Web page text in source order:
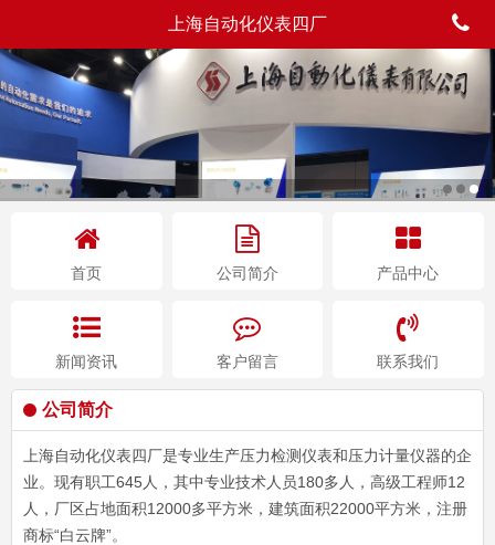
上海自动化仪表四厂
首页 公司简介 产品中心
新闻资讯 客户留言 联系我们
公司简介
上海自动化仪表四厂是专业生产压力检测仪表和压力计量仪器的企
业。现有职工645人，其中专业技术人员180多人，高级工程师12
人，厂区占地面积12000多平方米，建筑面积22000平方米，注册
商标“白云牌”。